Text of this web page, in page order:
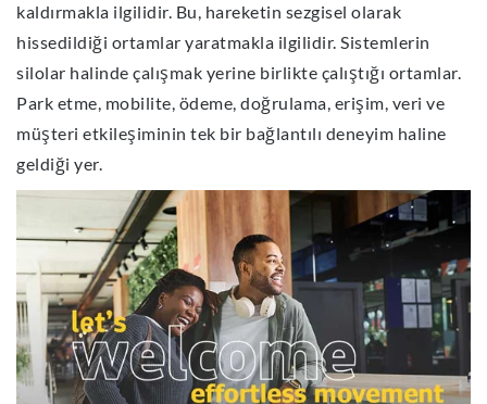
kaldırmakla ilgilidir. Bu, hareketin sezgisel olarak
hissedildiği ortamlar yaratmakla ilgilidir. Sistemlerin
silolar halinde çalışmak yerine birlikte çalıştığı ortamlar.
Park etme, mobilite, ödeme, doğrulama, erişim, veri ve
müşteri etkileşiminin tek bir bağlantılı deneyim haline
geldiği yer.